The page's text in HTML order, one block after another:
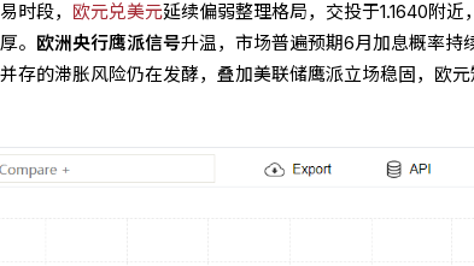
时段， 欧元兑美元延续偏弱整理格局，交投于1.1640附近
。 欧洲央行鹰派信号升温，市场普遍预期6月加息概率持
存的滞胀风险仍在发酵，叠加美联储鹰派立场稳固，欧元